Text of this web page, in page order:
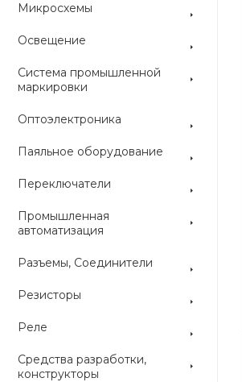
Микросхемы
Освещение
Система промышленной
маркировки
Оптоэлектроника
Паяльное оборудование
Переключатели
Промышленная
автоматизация
Разъемы, Соединители
Резисторы
Реле
Средства разработки,
конструкторы
Цвет